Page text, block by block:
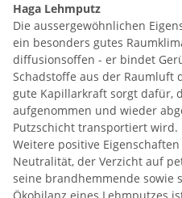
Haga Lehmputz
Die aussergewöhnlichen
ein besonders gutes
diffusionsoffen - er bindet
Schadstoffe aus der Raumluft
gute Kapillarkraft sorgt dafür,
aufgenommen und wieder
Putzschicht transportiert wird.
Weitere positive
Neutralität, der Verzicht auf
seine brandhemmende sowie